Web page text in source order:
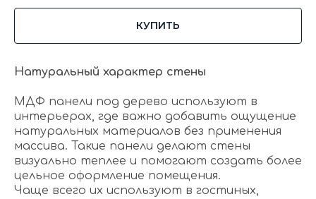
КУПИТЬ
Натуральный характер стены
МДФ панели под дерево используют в
интерьерах, где важно добавить ощущение
натуральных материалов без применения
массива. Такие панели делают стены
визуально теплее и помогают создать более
цельное оформление помещения.
Чаще всего их используют в гостиных,